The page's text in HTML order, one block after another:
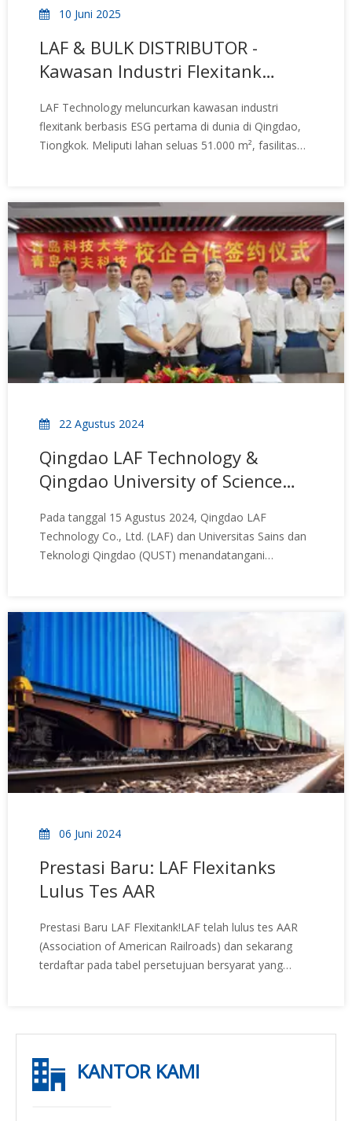
10 Juni 2025
LAF & BULK DISTRIBUTOR -
Kawasan Industri Flexitank
LAF Technology meluncurkan kawasan industri
flexitank berbasis ESG pertama di dunia di Qingdao,
Tiongkok. Meliputi lahan seluas 51.000 m², fasilitas
yang berpusat pada manusia. Dengan otomatisasi
cerdas, sistem energi terbarukan, dan layanan
kesehatan di lokasi untuk karyawan dan mitra, LAF
menetapkan tolok ukur baru untuk logistik
berkelanjutan dan manufaktur flexitank.
22 Agustus 2024
Qingdao LAF Technology &
Qingdao University of Science
Penandatanganan Kolaborasi
Penelitian Industri-Universitas
Pada tanggal 15 Agustus 2024, Qingdao LAF
Technology Co., Ltd. (LAF) dan Universitas Sains dan
Teknologi Qingdao (QUST) menandatangani
dihadiri oleh Jianming Zhang, Dekan Polymer Science
College di QUST, dan Fisher Ma,
06 Juni 2024
Prestasi Baru: LAF Flexitanks
Lulus Tes AAR
Prestasi Baru LAF Flexitank!LAF telah lulus tes AAR
(Association of American Railroads) dan sekarang
terdaftar pada tabel persetujuan bersyarat yang
KANTOR KAMI